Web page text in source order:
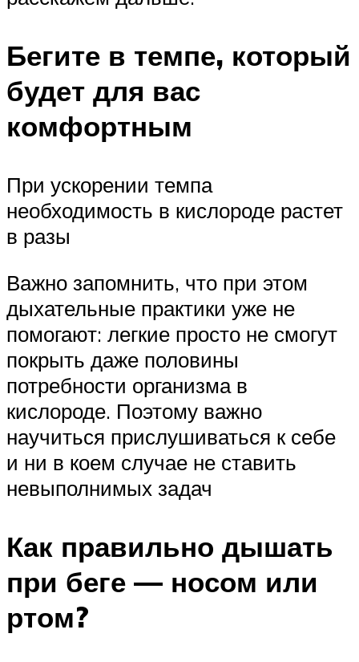
Бегите в темпе, который
будет для вас
комфортным
При ускорении темпа
необходимость в кислороде растет
в разы
Важно запомнить, что при этом
дыхательные практики уже не
помогают: легкие просто не смогут
покрыть даже половины
потребности организма в
кислороде. Поэтому важно
научиться прислушиваться к себе
и ни в коем случае не ставить
невыполнимых задач
Как правильно дышать
при беге — носом или
ртом?